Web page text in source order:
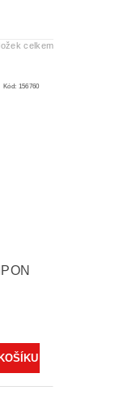
celkem
Kód: 156760